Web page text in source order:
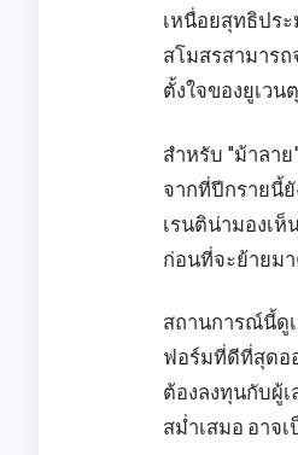
เหนื่อยสุทธิปร
สโมสรสามาร
ตั้งใจของยูเว
สำหรับ "ม้าลา
จากที่ปีกรายนี้
เรนติน่ามองเ
ก่อนที่จะย้ายมา
สถานการณ์นี้ดู
ฟอร์มที่ดีที่สุดอ
ต้องลงทุนกับผู้
สม่ำเสมอ อาจ